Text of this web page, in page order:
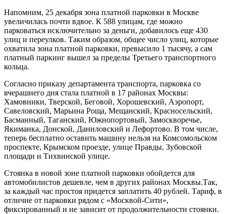
Напомним, 25 декабря зона платной парковки в Москве
увеличилась почти вдвое. К 588 улицам, где можно
парковаться исключительно за деньги, добавилось еще 430
улиц и переулков. Таким образом, общее число улиц, которые
охватила зона платной парковки, превысило 1 тысячу, а сам
платный паркинг вышел за пределы Третьего транспортного
кольца.
Согласно приказу департамента транспорта, парковка со
вчерашнего дня стала платной в 17 районах Москвы:
Хамовники, Тверской, Беговой, Хорошевский, Аэропорт,
Савеловский, Марьина Роща, Мещанский, Красносельский,
Басманный, Таганский, Южнопортовый, Замоскворечье,
Якиманка, Донской, Даниловский и Лефортово. В том числе,
теперь бесплатно оставить машину нельзя на Комсомольском
проспекте, Крымском проезде, улице Правды, Зубовской
площади и Тихвинской улице.
Стоянка в новой зоне платной парковки обойдется для
автомобилистов дешевле, чем в других районах Москвы.Так,
за каждый час простоя придется заплатить 40 рублей. Тариф, в
отличие от парковки рядом с «Москвой-Сити»,
фиксированный и не зависит от продолжительности стоянки.